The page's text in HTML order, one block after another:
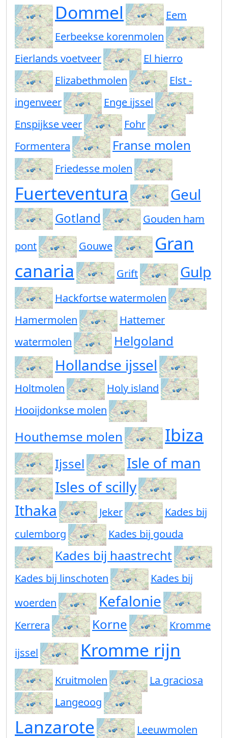
Dommel
Eem
Eerbeekse korenmolen
Eierlands voetveer
El hierro
Elizabethmolen
Elst -
ingenveer
Enge ijssel
Enspijkse veer
Fohr
Formentera
Franse molen
Friedesse molen
Fuerteventura Geul
Gotland
Gouden ham
pont
Gouwe
Gran
canaria
Grift Gulp
Hackfortse watermolen
Hamermolen
Hattemer
watermolen
Helgoland
Hollandse ijssel
Holtmolen
Holy island
Hooijdonkse molen
Houthemse molen Ibiza
Ijssel
Isle of man
Isles of scilly
Ithaka
Jeker
Kades bij
culemborg
Kades bij gouda
Kades bij haastrecht
Kades bij linschoten
Kades bij
woerden
Kefalonie
Kerrera Korne Kromme
ijssel Kromme rijn
Kruitmolen
La graciosa
Langeoog
Lanzarote Leeuwmolen